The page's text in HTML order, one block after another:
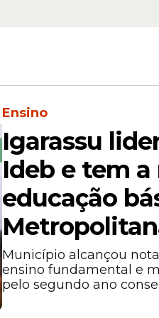
de Igarassu, também
de políticas
Ensino
Igarassu
Ideb e tem
educação
Município alcançou
ensino fundamental e
pelo segundo ano